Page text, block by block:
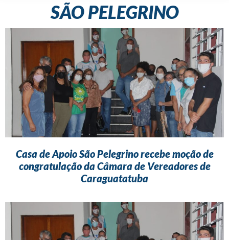
SÃO PELEGRINO
Casa de Apoio São Pelegrino recebe moção de
congratulação da Câmara de Vereadores de
Caraguatatuba